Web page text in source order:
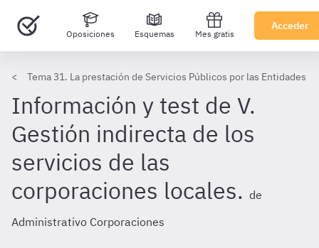
Oposiciones Esquemas Mes gratis
Acceder
Tema 31. La prestación de Servicios Públicos por las Entidades
Información y test de V.
Gestión indirecta de los
servicios de las
corporaciones locales. de
Administrativo Corporaciones